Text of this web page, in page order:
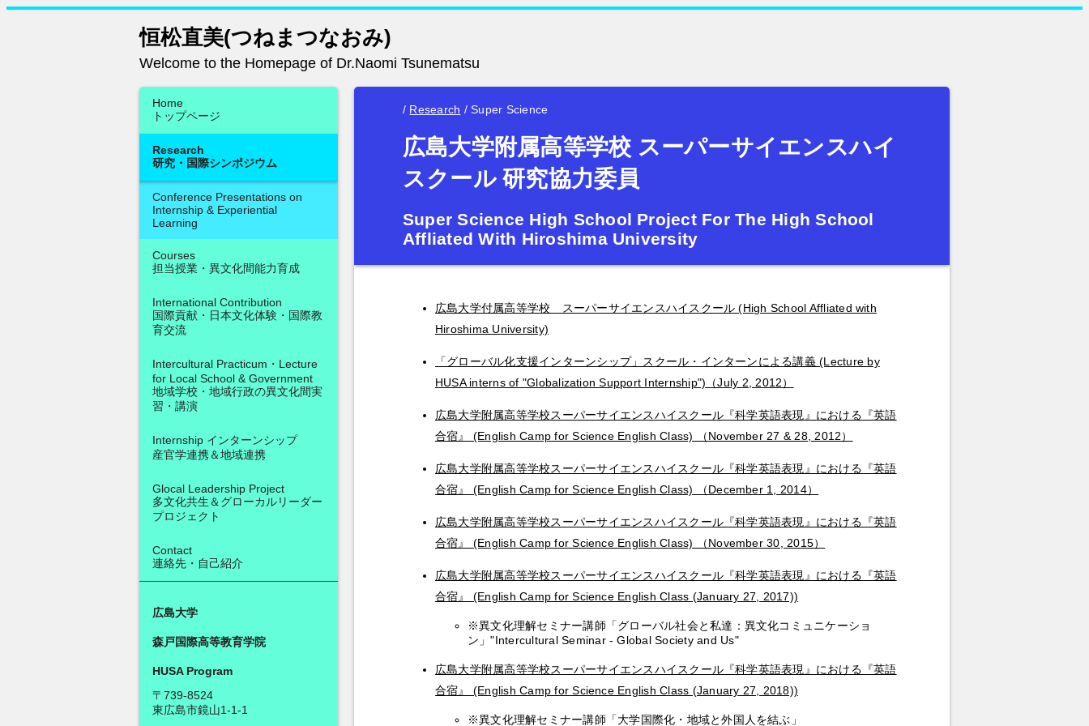
恒松直美(つねまつなおみ)
Welcome to the Homepage of Dr.Naomi Tsunematsu
Home
トップページ
Research
研究・国際シンポジウム
Conference Presentations on
Internship & Experiential
Learning
Courses
担当授業・異文化間能力育成
International Contribution
国際貢献・日本文化体験・国際教
育交流
Intercultural Practicum・Lecture
for Local School & Government
地域学校・地域行政の異文化間実
習・講演
Internship インターンシップ
産官学連携＆地域連携
Glocal Leadership Project
多文化共生＆グローカルリーダー
プロジェクト
Contact
連絡先・自己紹介
広島大学
森戸国際高等教育学院
HUSA Program
〒739-8524
東広島市鏡山1-1-1
/ Research / Super Science
広島大学附属高等学校 スーパーサイエンスハイ
スクール 研究協力委員
Super Science High School Project For The High School
Affliated With Hiroshima University
広島大学付属高等学校 スーパーサイエンスハイスクール (High School Affliated with
Hiroshima University)
「グローバル化支援インターンシップ」スクール・インターンによる講義 (Lecture by
HUSA interns of "Globalization Support Internship")（July 2, 2012）
広島大学附属高等学校スーパーサイエンスハイスクール『科学英語表現』における『英語
合宿』 (English Camp for Science English Class) （November 27 & 28, 2012）
広島大学附属高等学校スーパーサイエンスハイスクール『科学英語表現』における『英語
合宿』 (English Camp for Science English Class) （December 1, 2014）
広島大学附属高等学校スーパーサイエンスハイスクール『科学英語表現』における『英語
合宿』 (English Camp for Science English Class) （November 30, 2015）
広島大学附属高等学校スーパーサイエンスハイスクール『科学英語表現』における『英語
合宿』 (English Camp for Science English Class (January 27, 2017))
※異文化理解セミナー講師「グローバル社会と私達：異文化コミュニケーショ
ン」"Intercultural Seminar - Global Society and Us"
広島大学附属高等学校スーパーサイエンスハイスクール『科学英語表現』における『英語
合宿』 (English Camp for Science English Class (January 27, 2018))
※異文化理解セミナー講師「大学国際化・地域と外国人を結ぶ」